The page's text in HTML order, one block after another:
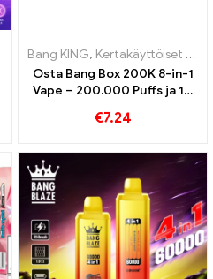
,Kertakäyttöiset e-
Bang KING, Kertakäyttöiset e-savukkeet
Osta Bang Box 200K 8-in-1
Vape – 200.000 Puffs ja 10
€7.24